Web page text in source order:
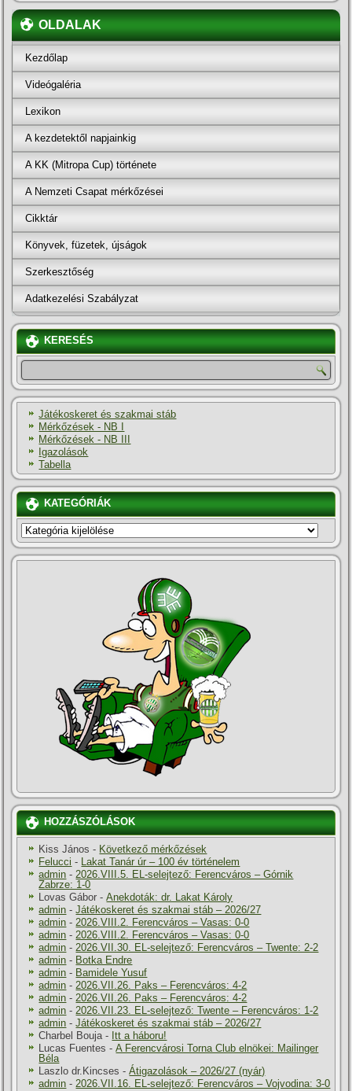
OLDALAK
Kezdőlap
Videógaléria
Lexikon
A kezdetektől napjainkig
A KK (Mitropa Cup) története
A Nemzeti Csapat mérkőzései
Cikktár
Könyvek, füzetek, újságok
Szerkesztőség
Adatkezelési Szabályzat
KERESÉS
Játékoskeret és szakmai stáb
Mérkőzések - NB I
Mérkőzések - NB III
Igazolások
Tabella
KATEGÓRIÁK
KATEGÓRIÁK
HOZZÁSZÓLÁSOK
Kiss János - Következő mérkőzések
Felucci - Lakat Tanár úr – 100 év történelem
admin -2026.VIII.5. EL-selejtező: Ferencváros – Górnik
Zabrze: 1-0
Lovas Gábor -Anekdoták: dr. Lakat Károly
admin -Játékoskeret és szakmai stáb – 2026/27
admin -2026.VIII.2. Ferencváros – Vasas: 0-0
admin -2026.VIII.2. Ferencváros – Vasas: 0-0
admin -2026.VII.30. EL-selejtező: Ferencváros – Twente: 2-2
admin - Botka Endre
admin - Bamidele Yusuf
admin -2026.VII.26. Paks – Ferencváros: 4-2
admin -2026.VII.26. Paks – Ferencváros: 4-2
admin -2026.VII.23. EL-selejtező: Twente – Ferencváros: 1-2
admin -Játékoskeret és szakmai stáb – 2026/27
Charbel Bouja- Itt a háboru!
Lucas Fuentes -A Ferencvárosi Torna Club elnökei: Mailinger
Béla
Laszlo dr.Kincses -Átigazolások – 2026/27 (nyár)
admin -2026.VII.16. EL-selejtező: Ferencváros – Vojvodina: 3-0